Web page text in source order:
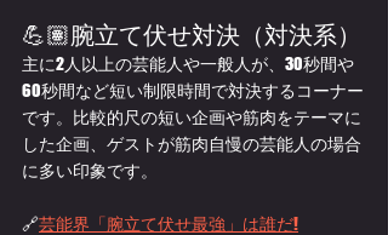
💪🏽腕立て伏せ対決（対決系）
主に2人以上の芸能人や一般人が、30秒間や
60秒間など短い制限時間で対決するコーナー
です。比較的尺の短い企画や筋肉をテーマに
した企画、ゲストが筋肉自慢の芸能人の場合
に多い印象です。
🔗芸能界「腕立て伏せ最強」は誰だ!